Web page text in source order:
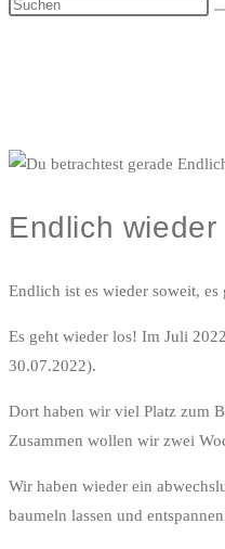
umschalten
Endlich
Endlich ist es wieder soweit,
Es geht wieder los! Im Juli
30.07.2022).
Dort haben wir viel Platz zum
Zusammen wollen wir zwei
Wir haben wieder ein
baumeln lassen und